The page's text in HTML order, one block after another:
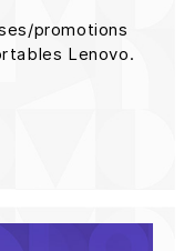
promotions
Lenovo.